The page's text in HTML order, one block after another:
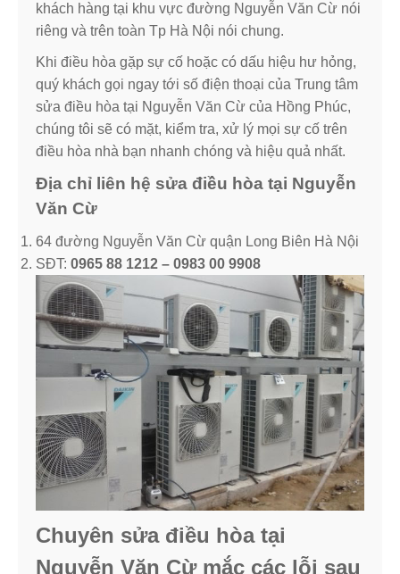
khách hàng tại khu vực đường Nguyễn Văn Cừ nói
riêng và trên toàn Tp Hà Nội nói chung.
Khi điều hòa gặp sự cố hoặc có dấu hiệu hư hỏng,
quý khách gọi ngay tới số điện thoại của Trung tâm
sửa điều hòa tại Nguyễn Văn Cừ của Hồng Phúc,
chúng tôi sẽ có mặt, kiểm tra, xử lý mọi sự cố trên
điều hòa nhà bạn nhanh chóng và hiệu quả nhất.
Địa chỉ liên hệ sửa điều hòa tại Nguyễn
Văn Cừ
64 đường Nguyễn Văn Cừ quận Long Biên Hà Nội
SĐT: 0965 88 1212 – 0983 00 9908
Chuyên sửa điều hòa tại
Nguyễn Văn Cừ mắc các lỗi sau